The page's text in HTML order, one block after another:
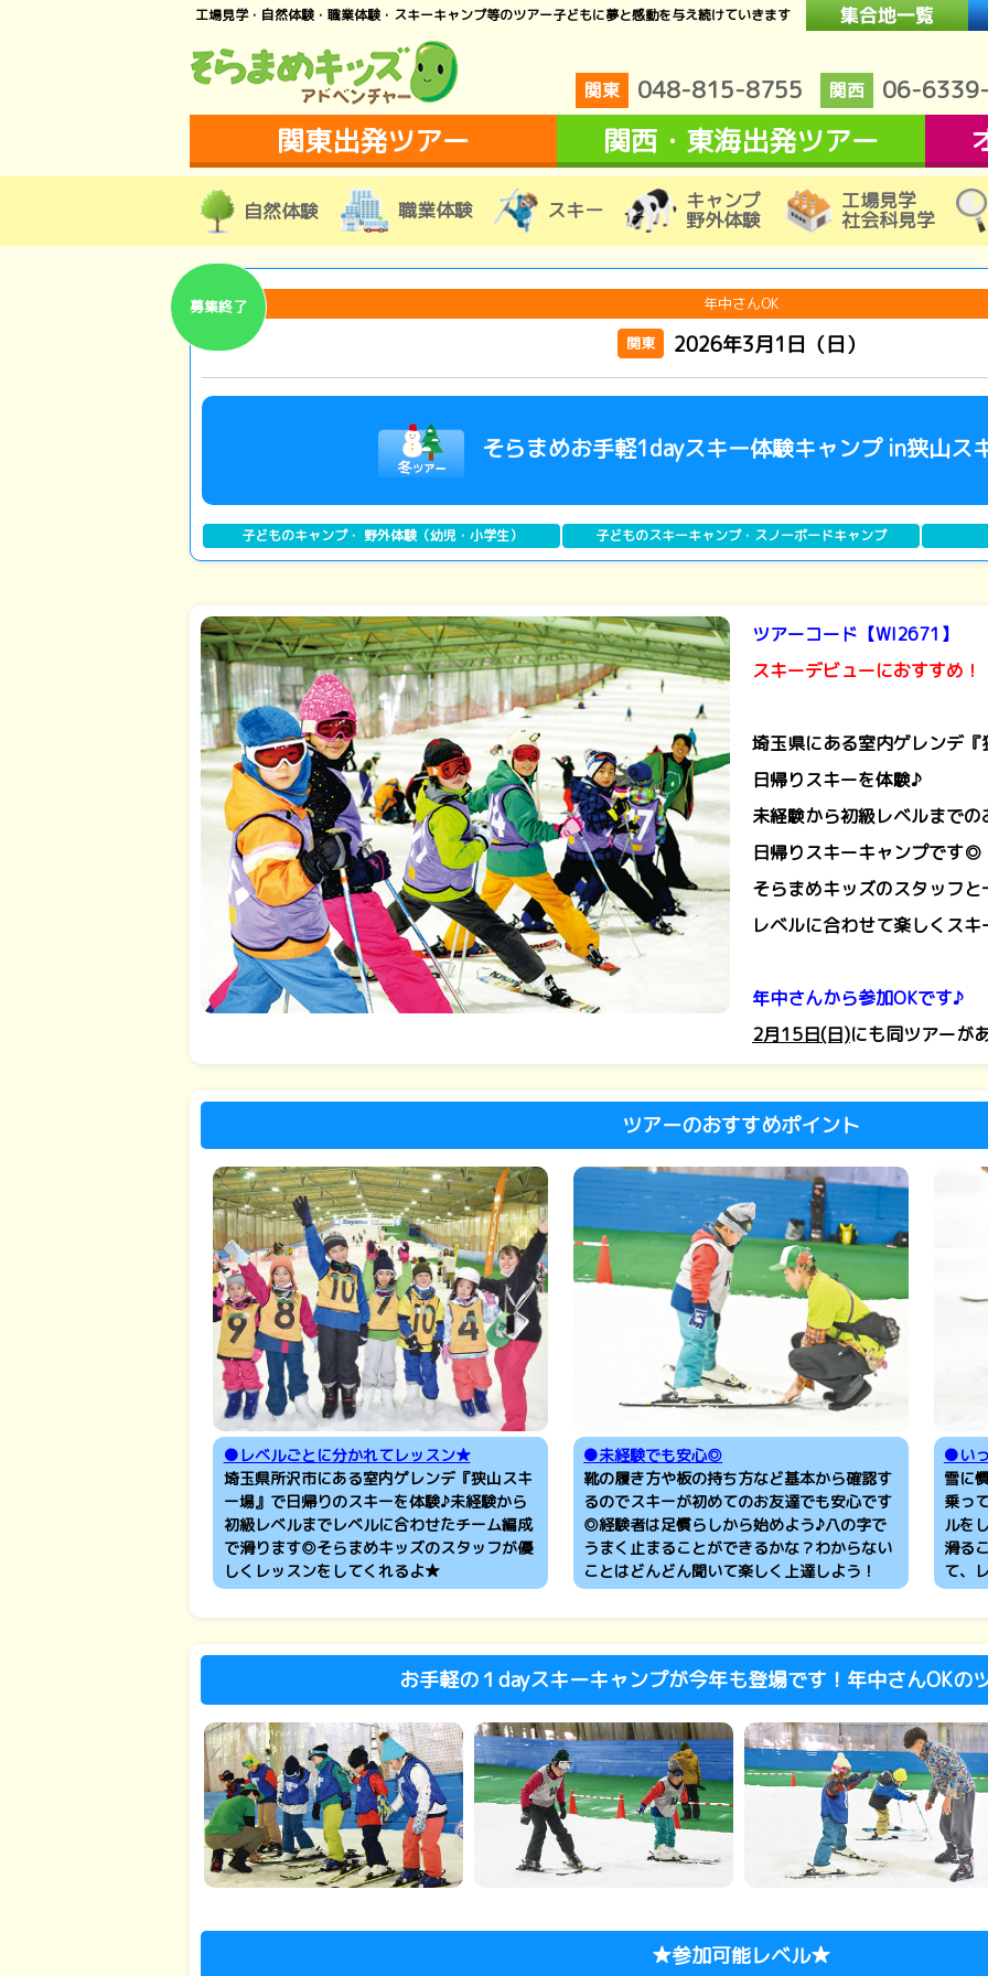
工場見学・自然体験・職業体験・スキーキャンプ等のツアー子どもに夢と感動を与え続けていきます
関東 048-815-8755 関西 06-
関東出発ツアー 関西・東海出発ツアー
自然体験 職業体験 スキー キャンプ
野外体験
工場見学
社会科見学
募集終了
年中さんOK
関東
2026年3月1日（日）
そらまめお手軽1dayスキー体験キャンプ in狭山ス
子どものキャンプ・ 野外体験（幼児・小学生） 子どものスキーキャンプ・スノーボードキャンプ
ツアーコード【WI2671】
スキーデビューにおすすめ！
埼玉県にある室内ゲレンデ
日帰りスキーを体験♪
未経験から初級レベルまで
日帰りスキーキャンプです◎
そらまめキッズのスタッフと
レベルに合わせて楽しくスキ
年中さんから参加OKです♪
2月15日(日)にも同ツアーが
ツアーのおすすめポイント
●レベルごとに分かれてレッスン★
埼玉県所沢市にある室内ゲレンデ『狭山スキ
ー場』で日帰りのスキーを体験♪未経験から
初級レベルまでレベルに合わせたチーム編成
で滑ります◎そらまめキッズのスタッフが優
しくレッスンをしてくれるよ★
●未経験でも安心◎
靴の履き方や板の持ち方など基本から確認す
るのでスキーが初めてのお友達でも安心です
◎経験者は足慣らしから始めよう♪八の字で
うまく止まることができるかな？わからない
ことはどんどん聞いて楽しく上達しよう！
●い
雪に
乗っ
ルを
滑る
て、
お手軽の１dayスキーキャンプが今年も登場です！年中さんOKの
★参加可能レベル★